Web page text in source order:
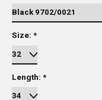
Size: *
Length: *